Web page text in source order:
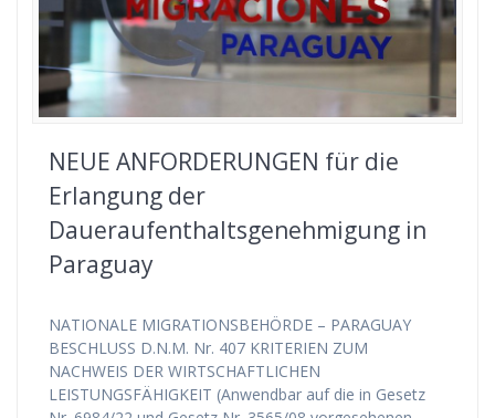
NEUE ANFORDERUNGEN für die
Erlangung der
Daueraufenthaltsgenehmigung in
Paraguay
NATIONALE MIGRATIONSBEHÖRDE – PARAGUAY
BESCHLUSS D.N.M. Nr. 407 KRITERIEN ZUM
NACHWEIS DER WIRTSCHAFTLICHEN
LEISTUNGSFÄHIGKEIT (Anwendbar auf die in Gesetz